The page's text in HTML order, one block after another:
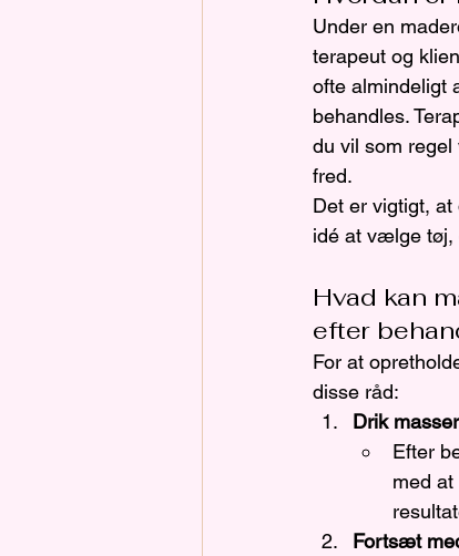
Under en
terapeut og
ofte almindeligt
behandles.
du vil som
fred.
Det er vigtigt,
idé at vælge tøj,
Hvad kan
efter
For at
disse råd:
Drik
Efter
med
Fortsæt